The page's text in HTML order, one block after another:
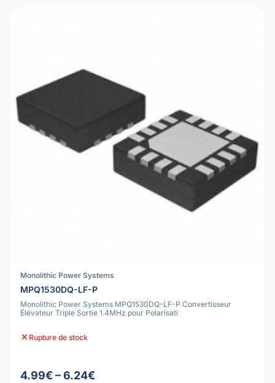
Monolithic Power Systems
MPQ1530DQ-LF-P
Monolithic Power Systems MPQ1530DQ-LF-P Convertisseur
Élévateur Triple Sortie 1.4MHz pour Polarisati
Rupture de stock
4.99€ – 6.24€